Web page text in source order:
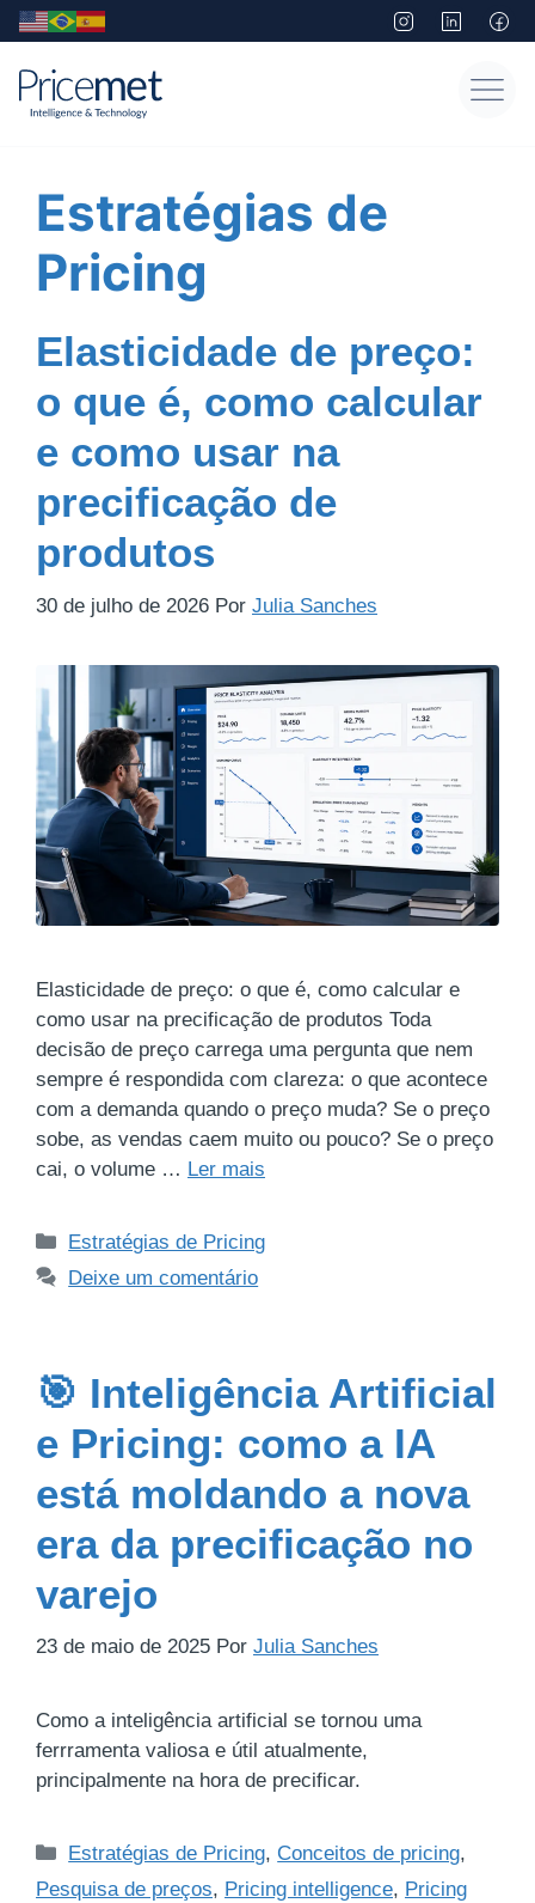
Estratégias de
Pricing
Elasticidade de preço:
o que é, como calcular
e como usar na
precificação de
produtos
30 de julho de 2026 Por Julia Sanches
Elasticidade de preço: o que é, como calcular e
como usar na precificação de produtos Toda
decisão de preço carrega uma pergunta que nem
sempre é respondida com clareza: o que acontece
com a demanda quando o preço muda? Se o preço
sobe, as vendas caem muito ou pouco? Se o preço
cai, o volume … Ler mais
Estratégias de Pricing
Deixe um comentário
🎯 Inteligência Artificial
e Pricing: como a IA
está moldando a nova
era da precificação no
varejo
23 de maio de 2025 Por Julia Sanches
Como a inteligência artificial se tornou uma
ferrramenta valiosa e útil atualmente,
principalmente na hora de precificar.
Estratégias de Pricing, Conceitos de pricing,
Pesquisa de preços, Pricing intelligence, Pricing